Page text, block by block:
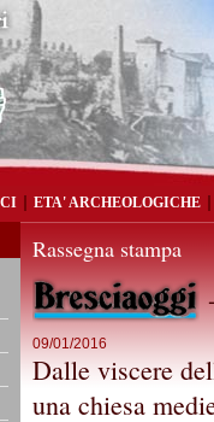
ETA' ARCHEOLOGICHE
Rassegna stampa
-
09/01/2016
Dalle viscere
una chiesa